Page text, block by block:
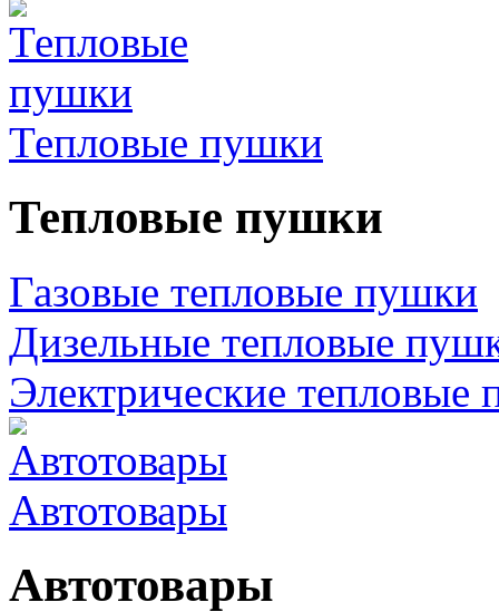
Тепловые пушки
Тепловые пушки
Газовые тепловые пушки
Дизельные тепловые
Электрические тепловые
Автотовары
Автотовары